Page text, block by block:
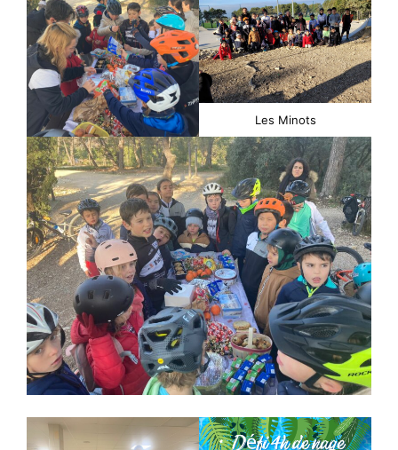
Les Minots